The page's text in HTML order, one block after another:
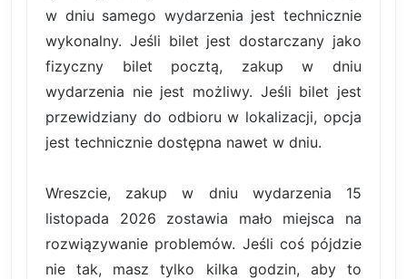
w dniu samego wydarzenia jest technicznie
wykonalny. Jeśli bilet jest dostarczany jako
fizyczny bilet pocztą, zakup w dniu
wydarzenia nie jest możliwy. Jeśli bilet jest
przewidziany do odbioru w lokalizacji, opcja
jest technicznie dostępna nawet w dniu.
Wreszcie, zakup w dniu wydarzenia 15
listopada 2026 zostawia mało miejsca na
rozwiązywanie problemów. Jeśli coś pójdzie
nie tak, masz tylko kilka godzin, aby to